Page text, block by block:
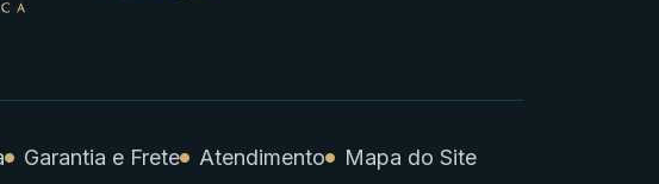
Garantia e Frete Atendimento Mapa do Site